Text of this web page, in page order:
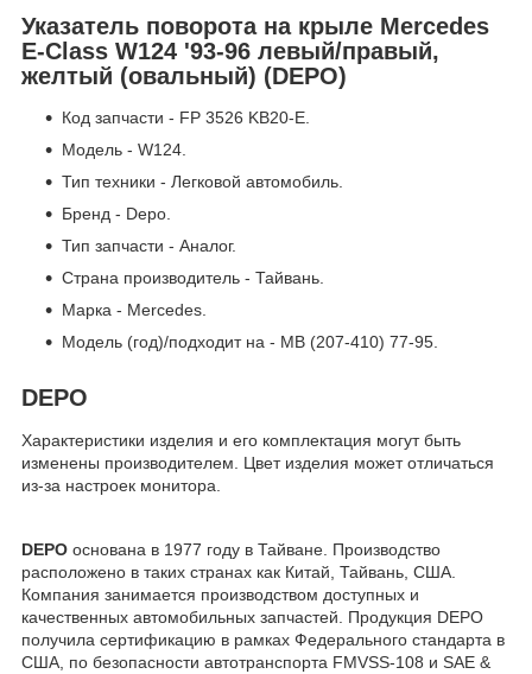
Указатель поворота на крыле Mercedes
E-Class W124 '93-96 левый/правый,
желтый (овальный) (DEPO)
Код запчасти - FP 3526 KB20-E.
Модель - W124.
Тип техники - Легковой автомобиль.
Бренд - Depo.
Тип запчасти - Аналог.
Страна производитель - Тайвань.
Марка - Mercedes.
Модель (год)/подходит на - MB (207-410) 77-95.
DEPO
Характеристики изделия и его комплектация могут быть
изменены производителем. Цвет изделия может отличаться
из-за настроек монитора.
DEPO основана в 1977 году в Тайване. Производство
расположено в таких странах как Китай, Тайвань, США.
Компания занимается производством доступных и
качественных автомобильных запчастей. Продукция DEPO
получила сертификацию в рамках Федерального стандарта в
США, по безопасности автотранспорта FMVSS-108 и SAE &